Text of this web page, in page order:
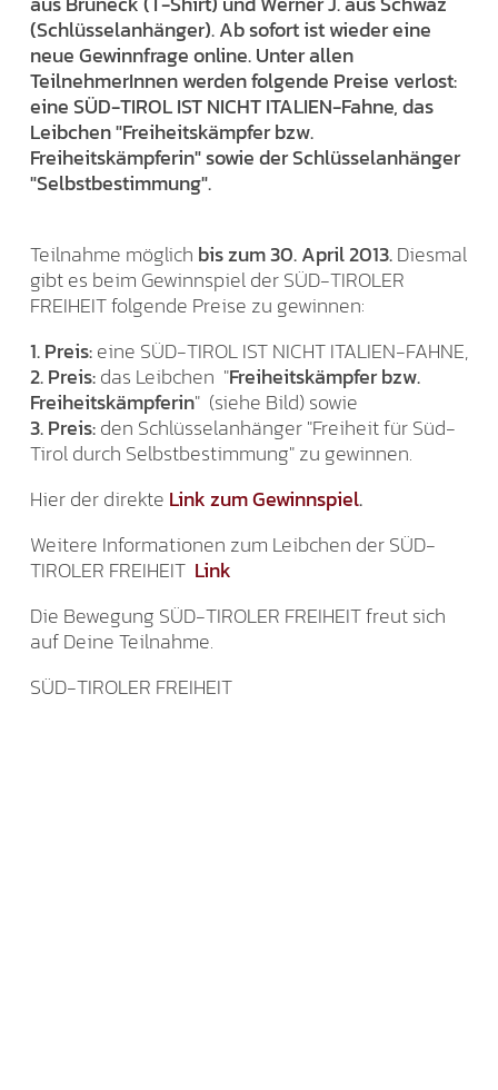
(Schlüsselanhänger). Ab sofort ist wieder eine
neue Gewinnfrage online. Unter allen
TeilnehmerInnen werden folgende Preise verlost:
eine SÜD-TIROL IST NICHT ITALIEN-Fahne, das
Leibchen "Freiheitskämpfer bzw.
Freiheitskämpferin" sowie der Schlüsselanhänger
"Selbstbestimmung".
Teilnahme möglich bis zum 30. April 2013.Diesmal
gibt es beim Gewinnspiel der SÜD-TIROLER
FREIHEIT folgende Preise zu gewinnen:
1. Preis:eine SÜD-TIROL IST NICHT ITALIEN-FAHNE,
2. Preis:das Leibchen "Freiheitskämpfer bzw.
Freiheitskämpferin" (siehe Bild) sowie
3. Preis:den Schlüsselanhänger "Freiheit für Süd-
Tirol durch Selbstbestimmung" zu gewinnen.
Hier der direkte Link zum Gewinnspiel.
Weitere Informationen zum Leibchen der SÜD-
TIROLER FREIHEIT Link
Die Bewegung SÜD-TIROLER FREIHEIT freut sich
auf Deine Teilnahme.
SÜD-TIROLER FREIHEIT